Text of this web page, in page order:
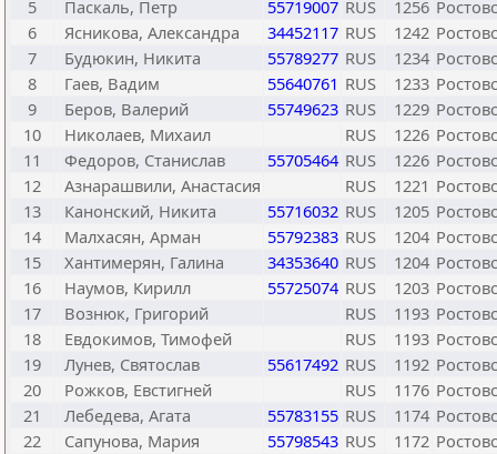
5
Паскаль, Петр 55719007 RUS 1256
6
Ясникова, Александра 34452117 RUS 1242
7
Будюкин, Никита 55789277 RUS 1234
8
Гаев, Вадим 55640761 RUS 1233
9
Беров, Валерий 55749623 RUS 1229
10
Николаев, Михаил RUS 1226
11
Федоров, Станислав 55705464 RUS 1226
12
Азнарашвили, Анастасия RUS 1221
13
Канонский, Никита 55716032 RUS 1205
14
Малхасян, Арман 55792383 RUS 1204
15
Хантимерян, Галина 34353640 RUS 1204
16
Наумов, Кирилл 55725074 RUS 1203
17
Вознюк, Григорий RUS 1193
18
Евдокимов, Тимофей RUS 1193
19
Лунев, Святослав 55617492 RUS 1192
20
Рожков, Евстигней RUS 1176
21
Лебедева, Агата 55783155 RUS 1174
22
Сапунова, Мария 55798543 RUS 1172